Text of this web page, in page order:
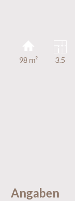
98 m² 3.5
Angaben